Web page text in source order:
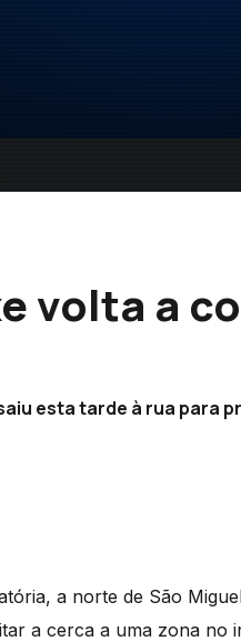
volta a
esta tarde à rua
a norte de São
a cerca a uma zona no